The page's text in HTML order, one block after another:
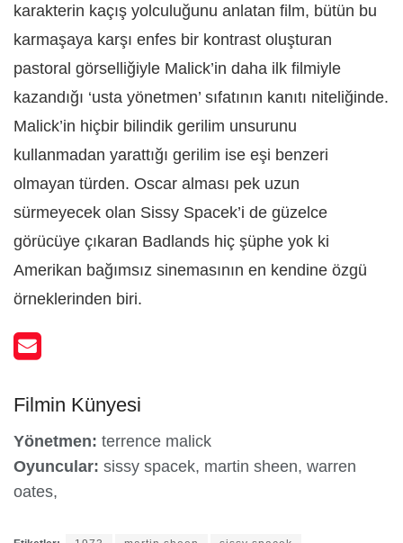
karakterin kaçış yolculuğunu anlatan film, bütün bu
karmaşaya karşı enfes bir kontrast oluşturan
pastoral görselliğiyle Malick’in daha ilk filmiyle
kazandığı ‘usta yönetmen’ sıfatının kanıtı niteliğinde.
Malick’in hiçbir bilindik gerilim unsurunu
kullanmadan yarattığı gerilim ise eşi benzeri
olmayan türden. Oscar alması pek uzun
sürmeyecek olan Sissy Spacek’i de güzelce
görücüye çıkaran Badlands hiç şüphe yok ki
Amerikan bağımsız sinemasının en kendine özgü
örneklerinden biri.
Filmin Künyesi
Yönetmen: terrence malick
Oyuncular: sissy spacek, martin sheen, warren
oates,